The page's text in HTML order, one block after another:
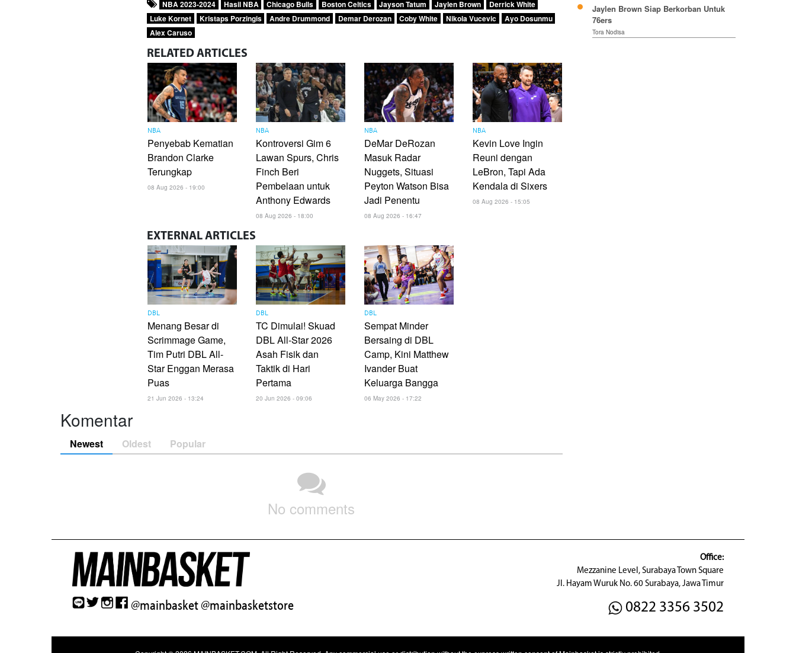
NBA 2023-2024 Hasil NBA Chicago Bulls Boston Celtics Jayson Tatum Jaylen Brown
Derrick White
Luke Kornet
Kristaps Porzingis Andre Drummond Demar Derozan Coby White Nikola Vucevic
Ayo Dosunmu
Alex Caruso
RELATED ARTICLES
NBA
Penyebab Kematian
Brandon Clarke
Terungkap
08 Aug 2026 - 19:00
NBA
Kontroversi Gim 6
Lawan Spurs, Chris
Finch Beri
Pembelaan untuk
Anthony Edwards
08 Aug 2026 - 18:00
NBA
DeMar DeRozan
Masuk Radar
Nuggets, Situasi
Peyton Watson Bisa
Jadi Penentu
08 Aug 2026 - 16:47
NBA
Kevin Love Ingin
Reuni dengan
LeBron, Tapi Ada
Kendala di Sixers
08 Aug 2026 - 15:05
EXTERNAL ARTICLES
DBL
Menang Besar di
Scrimmage Game,
Tim Putri DBL All-
Star Enggan Merasa
Puas
21 Jun 2026 - 13:24
DBL
TC Dimulai! Skuad
DBL All-Star 2026
Asah Fisik dan
Taktik di Hari
Pertama
20 Jun 2026 - 09:06
DBL
Sempat Minder
Bersaing di DBL
Camp, Kini Matthew
Ivander Buat
Keluarga Bangga
06 May 2026 - 17:22
Komentar
Newest Oldest Popular
No comments
Jaylen Brown Siap Berkorban Untuk
76ers
Tora Nodisa
@mainbasket@mainbasketstore
Office:
Mezzanine Level, Surabaya Town Square
Jl. Hayam Wuruk No. 60 Surabaya, Jawa Timur
0822 3356 3502